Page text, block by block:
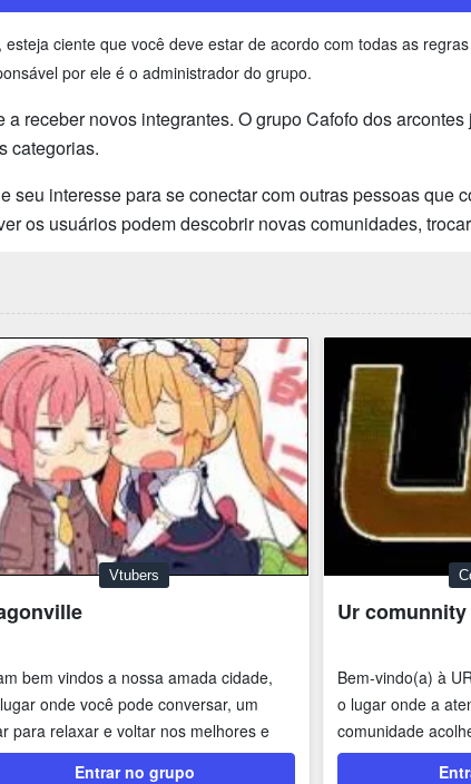
ciente que você deve estar de acordo com todas as
por ele é o administrador do grupo.
a receber novos integrantes. O grupo Cafofo dos arcontes
categorias.
seu interesse para se conectar com outras pessoas que
os usuários podem descobrir novas comunidades,
Vtubers
bem vindos a nossa amada cidade,
onde você pode conversar, um
para relaxar e voltar nos melhores e
dias!! ...
Entrar no grupo
Ur comunnity
Bem-vindo(a) à
o lugar onde a
comunidade